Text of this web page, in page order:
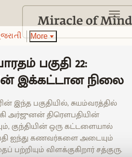
More
பகுதி 22:
இக்கட்டான நிலை
இந்த பகுதியில், சுயம்வரத்தில்
அர்ஜுனன் திரௌபதியின்
குந்தியின் ஒரு கட்டளையால்
ஐந்து கணவர்களை அடையும்
பற்றியும் விளக்குகிறார் சத்குரு.